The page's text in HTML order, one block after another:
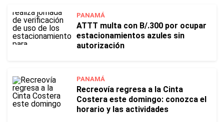
PANAMÁ
ATTT multa con B/.300 por ocupar
estacionamientos azules sin
autorización
PANAMÁ
Recreovía regresa a la Cinta
Costera este domingo: conozca el
horario y las actividades